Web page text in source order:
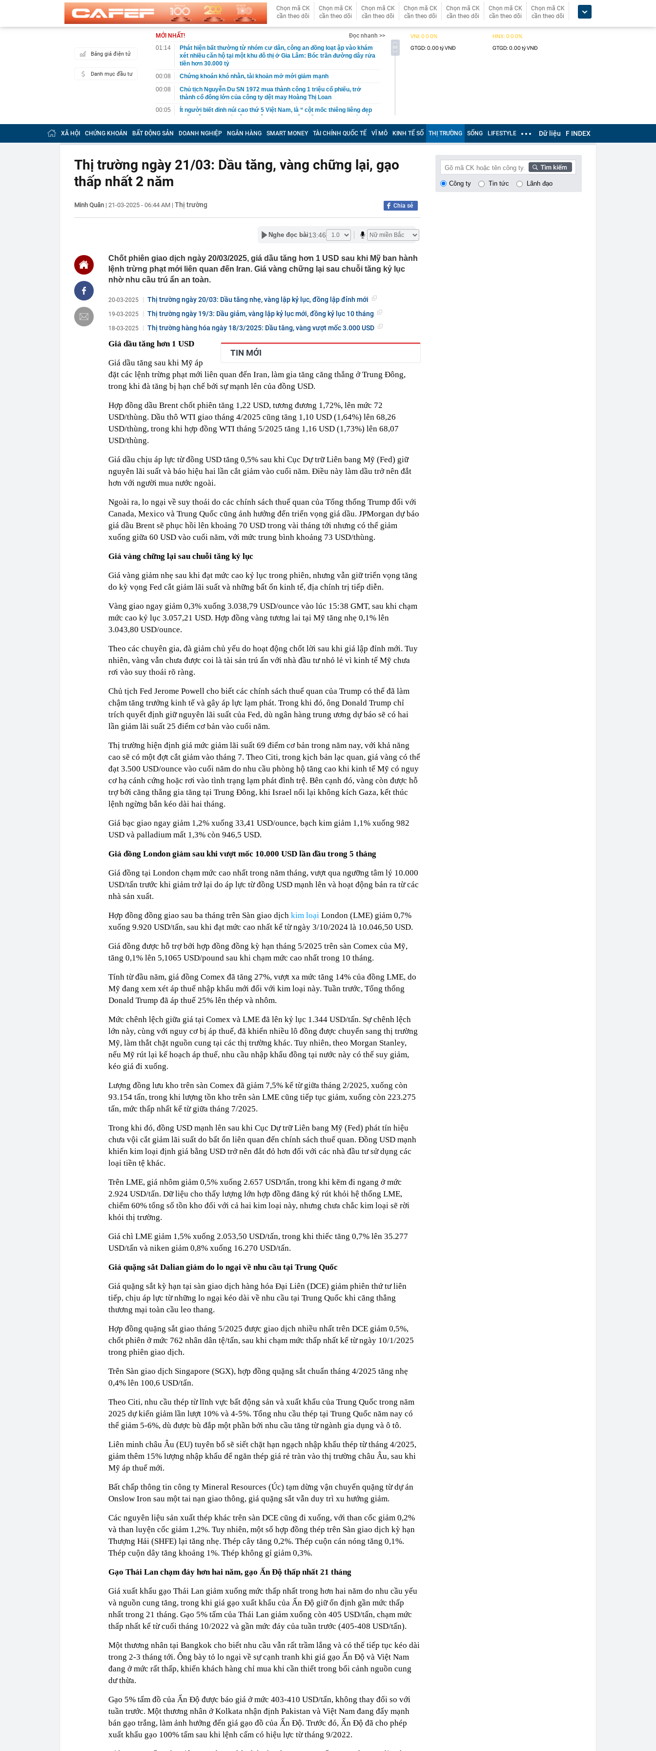
Chọn mã CK
cần theo dõi
Chọn mã CK
cần theo dõi
Chọn mã CK
cần theo dõi
Chọn mã CK
cần theo dõi
Chọn mã CK
cần theo dõi
Chọn mã CK
cần theo dõi
Chọn mã CK
cần theo dõi
Bảng giá điện tử
Danh mục đầu tư
MỚI NHẤT!
Đọc nhanh >>
01:14
Phát hiện bất thường từ nhóm cư dân, công an đồng loạt ập vào khám
xét nhiều căn hộ tại một khu đô thị ở Gia Lâm: Bóc trần đường dây rửa
tiền hơn 30.000 tỷ
00:08
Chứng khoán khó nhằn, tài khoản mở mới giảm mạnh
00:08
Chủ tịch Nguyễn Du SN 1972 mua thành công 1 triệu cổ phiếu, trở
thành cổ đông lớn của công ty dệt may Hoàng Thị Loan
00:05
Ít người biết đỉnh núi cao thứ 5 Việt Nam, là “ cột mốc thiêng liêng đẹp
trekking
Việt Nam có 1 hệ thống y khoa tư nhân sở hữu 14 bệnh viện, 2.900
giường bệnh, vừa được vinh danh "Hệ thống Y khoa tốt nhất Việt Nam
00:05
56 mã chứng khoán bị HoSE cắt margin trong tháng 8
00:03
Chứng khoán Vietcap dự phóng VN-Index có thể chạm mốc 1.885 điểm
ngay trong tháng 8
Nắm trong tay Điện Máy Xanh, Bách Hóa Xanh, An Khang, vốn hóa
00:01
Khám xét ngôi nhà cổ, phát hiện 'kho báu' gồm 1.000 đồng tiền vàng và
5 thỏi vàng giấu trong nhiều ngăn bí mật - giá trị hơn 18 tỷ đồng
23:28
4 dấu hiệu nhận biết ngôi nhà có phong thuỷ không thuận lợi
23:12
Quốc gia có lượng khách đến Việt Nam đông nhất 7 tháng đầu năm,
vượt Hàn Quốc và Nga, gấp gần 6 lần Ấn Độ
23:01
Người bán trái cây tiết lộ: Khách thường chọn quả to, người trong
nghề lại kiểm tra 5 chi tiết này trước
sao nhiều hơn ở nhà, bay hạng thương gia
Cụ bà 70 tuổi có xương trẻ khỏe như phụ nữ 30, bác sĩ kinh ngạc khi
biết bí quyết
22:34
Ngôi nhà chứa đựng tâm huyết của NSND Tự Long
22:31
Giá vàng vượt 4.300 USD/ounce, chuyên gia dự báo đỉnh mới
22:30
Một doanh nghiệp dầu khí đem hơn 42.200 tỷ đồng gửi ngân hàng
22:08
Lời khuyên cho những người không rút điện ấm siêu tốc trước khi ngủ
XÃ HỘI CHỨNG KHOÁN BẤT ĐỘNG SẢN DOANH NGHIỆP NGÂN HÀNG SMART MONEY TÀI CHÍNH QUỐC TẾ VĨ MÔ KINH TẾ SỐ THỊ TRƯỜNG SỐNG LIFESTYLE Dữ liệu F INDEX
Thị trường ngày 21/03: Dầu tăng, vàng chững lại, gạo
thấp nhất 2 năm
Minh Quân | 21-03-2025 - 06:44 AM | Thị trường Chia sẻ
Nghe đọc bài13:46
Chốt phiên giao dịch ngày 20/03/2025, giá dầu tăng hơn 1 USD sau khi Mỹ ban hành
lệnh trừng phạt mới liên quan đến Iran. Giá vàng chững lại sau chuỗi tăng kỷ lục
nhờ nhu cầu trú ẩn an toàn.
20-03-2025 Thị trường ngày 20/03: Dầu tăng nhẹ, vàng lập kỷ lục, đồng lập đỉnh mới
19-03-2025 Thị trường ngày 19/3: Dầu giảm, vàng lập kỷ lục mới, đồng kỷ lục 10 tháng
18-03-2025 Thị trường hàng hóa ngày 18/3/2025: Dầu tăng, vàng vượt mốc 3.000 USD
TIN MỚI
Giá dầu tăng hơn 1 USD
Giá dầu tăng sau khi Mỹ áp
đặt các lệnh trừng phạt mới liên quan đến Iran, làm gia tăng căng thẳng ở Trung Đông,
trong khi đà tăng bị hạn chế bởi sự mạnh lên của đồng USD.
Hợp đồng dầu Brent chốt phiên tăng 1,22 USD, tương đương 1,72%, lên mức 72
USD/thùng. Dầu thô WTI giao tháng 4/2025 cũng tăng 1,10 USD (1,64%) lên 68,26
USD/thùng, trong khi hợp đồng WTI tháng 5/2025 tăng 1,16 USD (1,73%) lên 68,07
USD/thùng.
Giá dầu chịu áp lực từ đồng USD tăng 0,5% sau khi Cục Dự trữ Liên bang Mỹ (Fed) giữ
nguyên lãi suất và báo hiệu hai lần cắt giảm vào cuối năm. Điều này làm dầu trở nên đắt
hơn với người mua nước ngoài.
Ngoài ra, lo ngại về suy thoái do các chính sách thuế quan của Tổng thống Trump đối với
Canada, Mexico và Trung Quốc cũng ảnh hưởng đến triển vọng giá dầu. JPMorgan dự báo
giá dầu Brent sẽ phục hồi lên khoảng 70 USD trong vài tháng tới nhưng có thể giảm
xuống giữa 60 USD vào cuối năm, với mức trung bình khoảng 73 USD/thùng.
Giá vàng chững lại sau chuỗi tăng kỷ lục
Giá vàng giảm nhẹ sau khi đạt mức cao kỷ lục trong phiên, nhưng vẫn giữ triển vọng tăng
do kỳ vọng Fed cắt giảm lãi suất và những bất ổn kinh tế, địa chính trị tiếp diễn.
Vàng giao ngay giảm 0,3% xuống 3.038,79 USD/ounce vào lúc 15:38 GMT, sau khi chạm
mức cao kỷ lục 3.057,21 USD. Hợp đồng vàng tương lai tại Mỹ tăng nhẹ 0,1% lên
3.043,80 USD/ounce.
Theo các chuyên gia, đà giảm chủ yếu do hoạt động chốt lời sau khi giá lập đỉnh mới. Tuy
nhiên, vàng vẫn chưa được coi là tài sản trú ẩn với nhà đầu tư nhỏ lẻ vì kinh tế Mỹ chưa
rơi vào suy thoái rõ ràng.
Chủ tịch Fed Jerome Powell cho biết các chính sách thuế quan của Trump có thể đã làm
chậm tăng trưởng kinh tế và gây áp lực lạm phát. Trong khi đó, ông Donald Trump chỉ
trích quyết định giữ nguyên lãi suất của Fed, dù ngân hàng trung ương dự báo sẽ có hai
lần giảm lãi suất 25 điểm cơ bản vào cuối năm.
Thị trường hiện định giá mức giảm lãi suất 69 điểm cơ bản trong năm nay, với khả năng
cao sẽ có một đợt cắt giảm vào tháng 7. Theo Citi, trong kịch bản lạc quan, giá vàng có thể
đạt 3.500 USD/ounce vào cuối năm do nhu cầu phòng hộ tăng cao khi kinh tế Mỹ có nguy
cơ hạ cánh cứng hoặc rơi vào tình trạng lạm phát đình trệ. Bên cạnh đó, vàng còn được hỗ
trợ bởi căng thẳng gia tăng tại Trung Đông, khi Israel nối lại không kích Gaza, kết thúc
lệnh ngừng bắn kéo dài hai tháng.
Giá bạc giao ngay giảm 1,2% xuống 33,41 USD/ounce, bạch kim giảm 1,1% xuống 982
USD và palladium mất 1,3% còn 946,5 USD.
Giá đồng London giảm sau khi vượt mốc 10.000 USD lần đầu trong 5 tháng
Giá đồng tại London chạm mức cao nhất trong năm tháng, vượt qua ngưỡng tâm lý 10.000
USD/tấn trước khi giảm trở lại do áp lực từ đồng USD mạnh lên và hoạt động bán ra từ các
nhà sản xuất.
Hợp đồng đồng giao sau ba tháng trên Sàn giao dịch kim loại London (LME) giảm 0,7%
xuống 9.920 USD/tấn, sau khi đạt mức cao nhất kể từ ngày 3/10/2024 là 10.046,50 USD.
Giá đồng được hỗ trợ bởi hợp đồng đồng kỳ hạn tháng 5/2025 trên sàn Comex của Mỹ,
tăng 0,1% lên 5,1065 USD/pound sau khi chạm mức cao nhất trong 10 tháng.
Tính từ đầu năm, giá đồng Comex đã tăng 27%, vượt xa mức tăng 14% của đồng LME, do
Mỹ đang xem xét áp thuế nhập khẩu mới đối với kim loại này. Tuần trước, Tổng thống
Donald Trump đã áp thuế 25% lên thép và nhôm.
Mức chênh lệch giữa giá tại Comex và LME đã lên kỷ lục 1.344 USD/tấn. Sự chênh lệch
lớn này, cùng với nguy cơ bị áp thuế, đã khiến nhiều lô đồng được chuyển sang thị trường
Mỹ, làm thắt chặt nguồn cung tại các thị trường khác. Tuy nhiên, theo Morgan Stanley,
nếu Mỹ rút lại kế hoạch áp thuế, nhu cầu nhập khẩu đồng tại nước này có thể suy giảm,
kéo giá đi xuống.
Lượng đồng lưu kho trên sàn Comex đã giảm 7,5% kể từ giữa tháng 2/2025, xuống còn
93.154 tấn, trong khi lượng tồn kho trên sàn LME cũng tiếp tục giảm, xuống còn 223.275
tấn, mức thấp nhất kể từ giữa tháng 7/2025.
Trong khi đó, đồng USD mạnh lên sau khi Cục Dự trữ Liên bang Mỹ (Fed) phát tín hiệu
chưa vội cắt giảm lãi suất do bất ổn liên quan đến chính sách thuế quan. Đồng USD mạnh
khiến kim loại định giá bằng USD trở nên đắt đỏ hơn đối với các nhà đầu tư sử dụng các
loại tiền tệ khác.
Trên LME, giá nhôm giảm 0,5% xuống 2.657 USD/tấn, trong khi kẽm đi ngang ở mức
2.924 USD/tấn. Dữ liệu cho thấy lượng lớn hợp đồng đăng ký rút khỏi hệ thống LME,
chiếm 60% tổng số tồn kho đối với cả hai kim loại này, nhưng chưa chắc kim loại sẽ rời
khỏi thị trường.
Giá chì LME giảm 1,5% xuống 2.053,50 USD/tấn, trong khi thiếc tăng 0,7% lên 35.277
USD/tấn và niken giảm 0,8% xuống 16.270 USD/tấn.
Giá quặng sắt Dalian giảm do lo ngại về nhu cầu tại Trung Quốc
Giá quặng sắt kỳ hạn tại sàn giao dịch hàng hóa Đại Liên (DCE) giảm phiên thứ tư liên
tiếp, chịu áp lực từ những lo ngại kéo dài về nhu cầu tại Trung Quốc khi căng thẳng
thương mại toàn cầu leo thang.
Hợp đồng quặng sắt giao tháng 5/2025 được giao dịch nhiều nhất trên DCE giảm 0,5%,
chốt phiên ở mức 762 nhân dân tệ/tấn, sau khi chạm mức thấp nhất kể từ ngày 10/1/2025
trong phiên giao dịch.
Trên Sàn giao dịch Singapore (SGX), hợp đồng quặng sắt chuẩn tháng 4/2025 tăng nhẹ
0,4% lên 100,6 USD/tấn.
Theo Citi, nhu cầu thép từ lĩnh vực bất động sản và xuất khẩu của Trung Quốc trong năm
2025 dự kiến giảm lần lượt 10% và 4-5%. Tổng nhu cầu thép tại Trung Quốc năm nay có
thể giảm 5-6%, dù được bù đắp một phần bởi nhu cầu tăng từ ngành gia dụng và ô tô.
Liên minh châu Âu (EU) tuyên bố sẽ siết chặt hạn ngạch nhập khẩu thép từ tháng 4/2025,
giảm thêm 15% lượng nhập khẩu để ngăn thép giá rẻ tràn vào thị trường châu Âu, sau khi
Mỹ áp thuế mới.
Bất chấp thông tin công ty Mineral Resources (Úc) tạm dừng vận chuyển quặng từ dự án
Onslow Iron sau một tai nạn giao thông, giá quặng sắt vẫn duy trì xu hướng giảm.
Các nguyên liệu sản xuất thép khác trên sàn DCE cũng đi xuống, với than cốc giảm 0,2%
và than luyện cốc giảm 1,2%. Tuy nhiên, một số hợp đồng thép trên Sàn giao dịch kỳ hạn
Thượng Hải (SHFE) lại tăng nhẹ. Thép cây tăng 0,2%. Thép cuộn cán nóng tăng 0,1%.
Thép cuộn dây tăng khoảng 1%. Thép không gỉ giảm 0,3%.
Gạo Thái Lan chạm đáy hơn hai năm, gạo Ấn Độ thấp nhất 21 tháng
Giá xuất khẩu gạo Thái Lan giảm xuống mức thấp nhất trong hơn hai năm do nhu cầu yếu
và nguồn cung tăng, trong khi giá gạo xuất khẩu của Ấn Độ giữ ổn định gần mức thấp
nhất trong 21 tháng. Gạo 5% tấm của Thái Lan giảm xuống còn 405 USD/tấn, chạm mức
thấp nhất kể từ cuối tháng 10/2022 và gần mức đáy của tuần trước (405-408 USD/tấn).
Một thương nhân tại Bangkok cho biết nhu cầu vẫn rất trầm lắng và có thể tiếp tục kéo dài
trong 2-3 tháng tới. Ông bày tỏ lo ngại về sự cạnh tranh khi giá gạo Ấn Độ và Việt Nam
đang ở mức rất thấp, khiến khách hàng chỉ mua khi cần thiết trong bối cảnh nguồn cung
dư thừa.
Gạo 5% tấm đồ của Ấn Độ được báo giá ở mức 403-410 USD/tấn, không thay đổi so với
tuần trước. Một thương nhân ở Kolkata nhận định Pakistan và Việt Nam đang đẩy mạnh
bán gạo trắng, làm ảnh hưởng đến giá gạo đồ của Ấn Độ. Trước đó, Ấn Độ đã cho phép
xuất khẩu gạo 100% tấm sau khi lệnh cấm có hiệu lực từ tháng 9/2022.
Công ty Tin tức Lãnh đạo